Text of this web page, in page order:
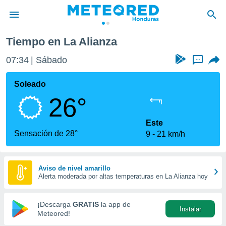
de
ha sido
calidad.
a este
las
y
forma
digital
basada
Tiempo en La Alianza
07:34 Sábado ...
Soleado
26°
Sensación de 28°
Este
9
21 km/h
Aviso de nivel amarillo
Alerta moderada por altas temperaturas en La Alianza hoy
¡Descarga GRATIS la app de
Meteored!
Instalar